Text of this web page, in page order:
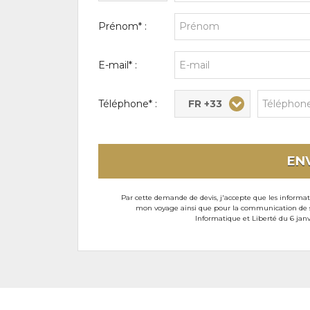
Prénom* :
E-mail* :
Téléphone* : FR +33
Par cette demande de devis, j'accepte que les
mon voyage ainsi que pour la communication de
Informatique et Liberté du 6